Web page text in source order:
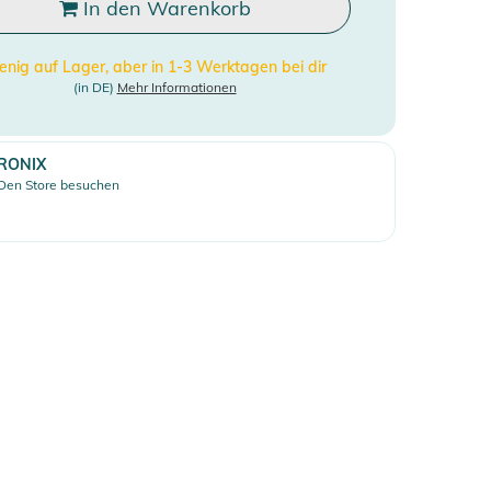
In den Warenkorb
auf Lager, aber in 1-3 Werktagen bei dir
(in DE) Mehr Informationen
Store besuchen